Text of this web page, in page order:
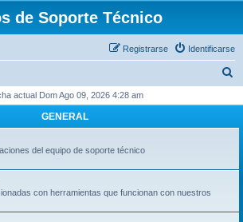
de Soporte Técnico
Identificarse
Registrarse
c
r
actual Dom Ago 09, 2026 4:28 am
GENERAL
del equipo de soporte técnico
con herramientas que funcionan con nuestros